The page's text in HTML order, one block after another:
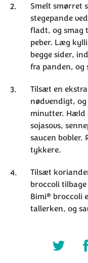
Smelt smørret
stegepande
fladt, og smag
peber. Læg
begge sider,
fra panden, og
Tilsæt en
nødvendigt,
minutter. Hæld
sojasovs,
saucen bobler.
tykkere.
Tilsæt
broccoli
Bimi® broccoli
tallerken, og